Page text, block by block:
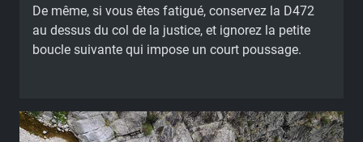
De même, si vous êtes fatigué, conservez la D472
au dessus du col de la justice, et ignorez la petite
boucle suivante qui impose un court poussage.